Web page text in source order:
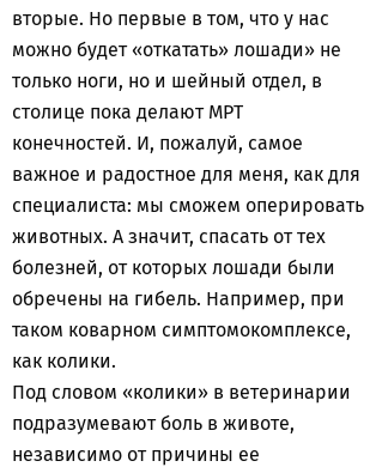
вторые. Но первые в том, что у нас
можно будет «откатать» лошади» не
только ноги, но и шейный отдел, в
столице пока делают МРТ
конечностей. И, пожалуй, самое
важное и радостное для меня, как для
специалиста: мы сможем оперировать
животных. А значит, спасать от тех
болезней, от которых лошади были
обречены на гибель. Например, при
таком коварном симптомокомплексе,
как колики.
Под словом «колики» в ветеринарии
подразумевают боль в животе,
независимо от причины ее